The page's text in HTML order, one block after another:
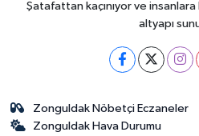
Şatafattan kaçınıyor ve
altyapı
Zonguldak Nöbetçi Eczaneler
Zonguldak Hava Durumu